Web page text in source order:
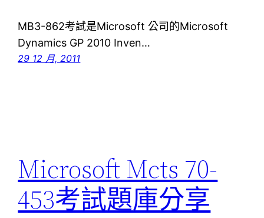
MB3-862考試是Microsoft 公司的Microsoft
Dynamics GP 2010 Inven…
29 12 月, 2011
Microsoft Mcts 70-
453考試題庫分享